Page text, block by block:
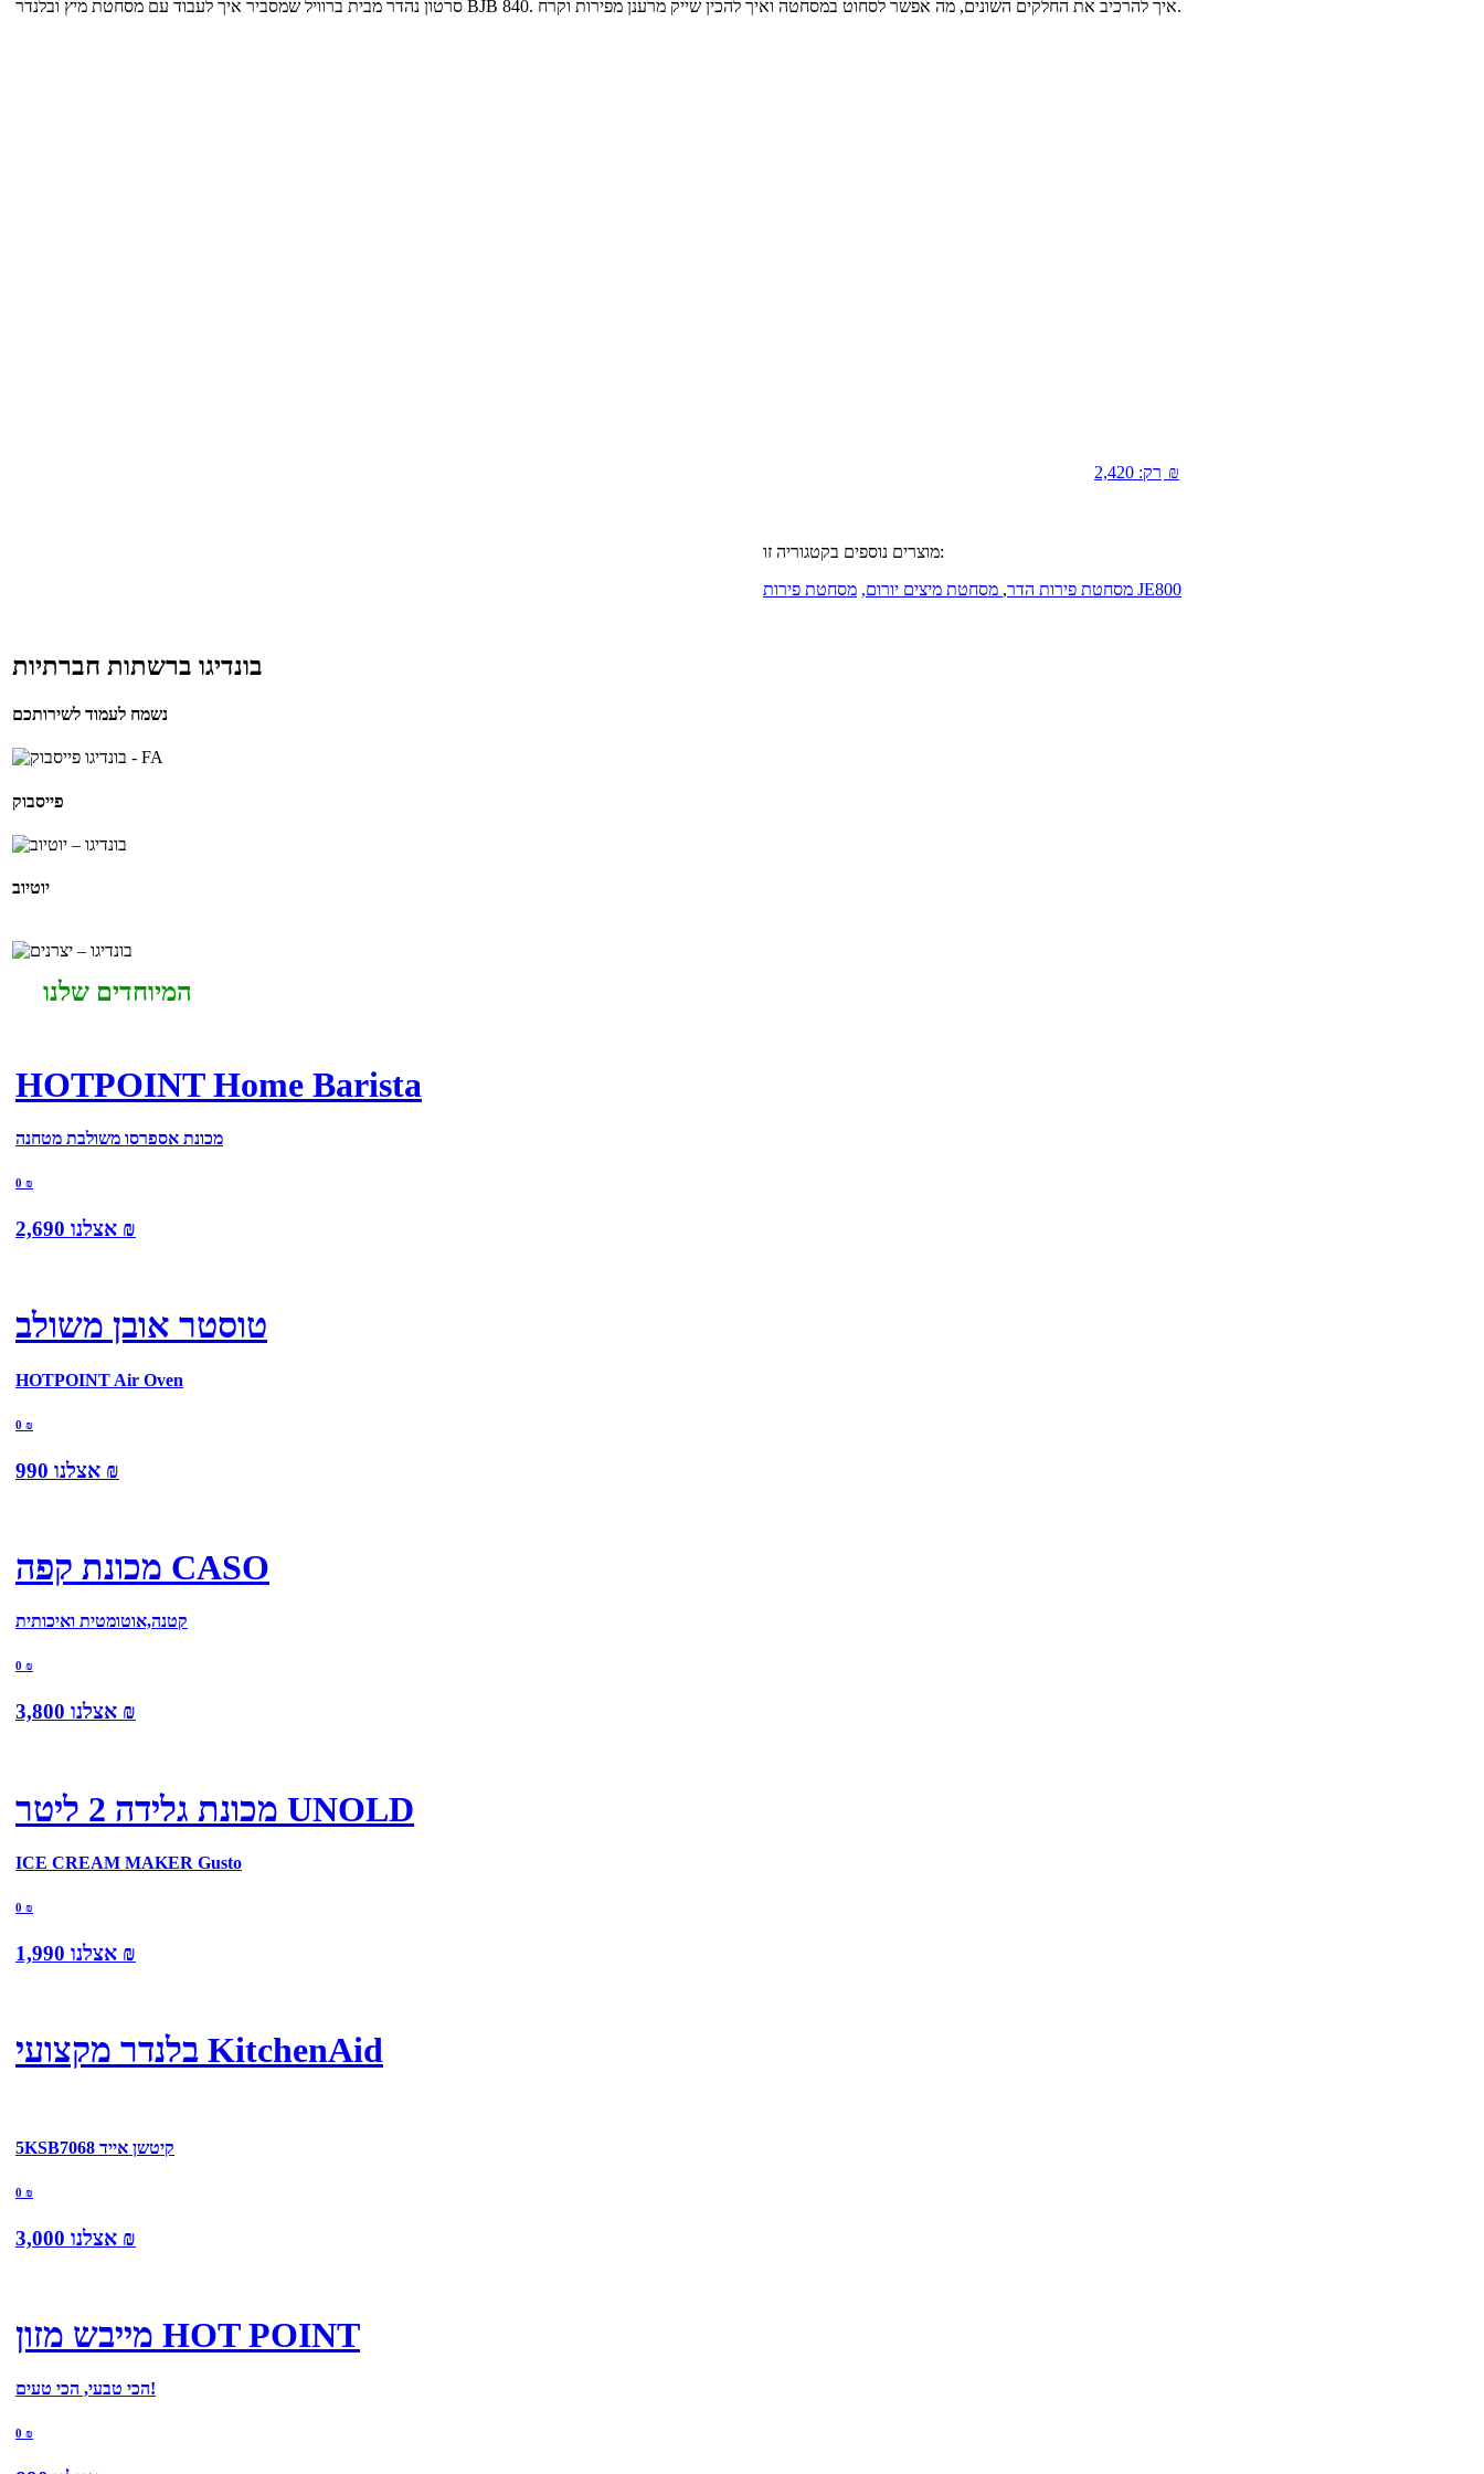
סרטון נהדר מבית ברוויל שמסביר איך לעבוד עם מסחטת מיץ ובלנדר BJB 840. איך להרכיב את החלקים השונים, מה אפשר לסחוט במסחטה ואיך להכין שייק מרענן מפירות וקרח.
רק: 2,420 ₪
מוצרים נוספים בקטגוריה זו:
מסחטת פירות הדר, מסחטת מיצים יורום, מסחטת פירות JE800
בונדיגו ברשתות חברתיות
נשמח לעמוד לשירותכם
פייסבוק
יוטיוב
המיוחדים שלנו
HOTPOINT Home Barista
מכונת אספרסו משולבת מטחנה
0 ₪
אצלנו 2,690 ₪
טוסטר אובן משולב
HOTPOINT Air Oven
0 ₪
אצלנו 990 ₪
מכונת קפה CASO
קטנה,אוטומטית ואיכותית
0 ₪
אצלנו 3,800 ₪
מכונת גלידה 2 ליטר UNOLD
ICE CREAM MAKER Gusto
0 ₪
אצלנו 1,990 ₪
בלנדר מקצועי KitchenAid
5KSB7068 קיטשן אייד
0 ₪
אצלנו 3,000 ₪
מייבש מזון HOT POINT
הכי טבעי, הכי טעים!
0 ₪